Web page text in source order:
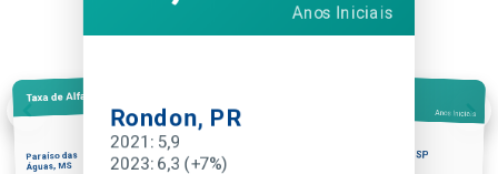
Taxa de Alfabetização
Paraíso das
Águas, MS 79%
Anos Iniciais
Rondon, PR
2021: 5,9
2023: 6,3 (+7%)
Anos Iniciais
Guararema, SP